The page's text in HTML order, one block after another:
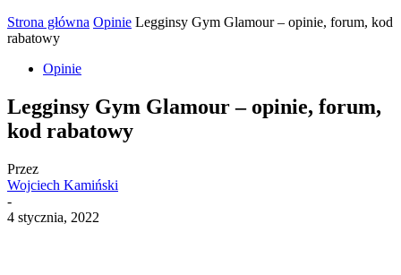
Strona główna Opinie Legginsy Gym Glamour – opinie, forum, kod
rabatowy
Opinie
Legginsy Gym Glamour – opinie, forum,
kod rabatowy
Przez
Wojciech Kamiński
-
4 stycznia, 2022